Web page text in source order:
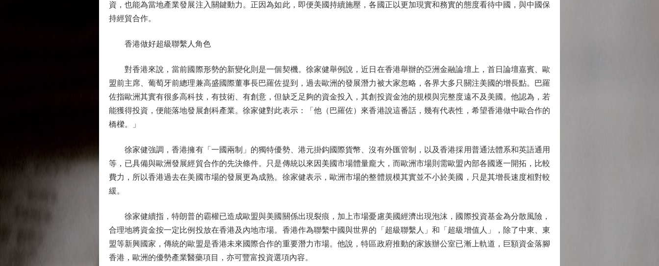
資，也能為當地產業發展注入關鍵動力。正因為如此，即便美國持續施壓，各國正以更加現實和務實的態度看待中國，與中國保
持經貿合作。
香港做好超級聯繫人角色
對香港來說，當前國際形勢的新變化則是一個契機。徐家健舉例說，近日在香港舉辦的亞洲金融論壇上，首日論壇嘉賓、歐
盟前主席、葡萄牙前總理兼高盛國際董事長巴羅佐提到，過去歐洲的發展潛力被大家忽略，各界大多只關注美國的增長點。巴羅
佐指歐洲其實有很多高科技，有技術、有創意，但缺乏足夠的資金投入，其創投資金池的規模與完整度遠不及美國。他認為，若
能獲得投資，便能落地發展創科產業。徐家健對此表示：「他（巴羅佐）來香港說這番話，幾有代表性，希望香港做中歐合作的
橋樑。」
徐家健強調，香港擁有「一國兩制」的獨特優勢、港元掛鈎國際貨幣、沒有外匯管制，以及香港採用普通法體系和英語通用
等，已具備與歐洲發展經貿合作的先決條件。只是傳統以來因美國市場體量龐大，而歐洲市場則需歐盟內部各國逐一開拓，比較
費力，所以香港過去在美國市場的發展更為成熟。徐家健表示，歐洲市場的整體規模其實並不小於美國，只是其增長速度相對較
緩。
徐家健續指，特朗普的霸權已造成歐盟與美國關係出現裂痕，加上市場憂慮美國經濟出現泡沫，國際投資基金為分散風險，
合理地將資金按一定比例投放在香港及內地市場。香港作為聯繫中國與世界的「超級聯繫人」和「超級增值人」，除了中東、東
盟等新興國家，傳統的歐盟是香港未來國際合作的重要潛力市場。他說，特區政府推動的家族辦公室已漸上軌道，巨額資金落腳
香港，歐洲的優勢產業醫藥項目，亦可豐富投資選項內容。